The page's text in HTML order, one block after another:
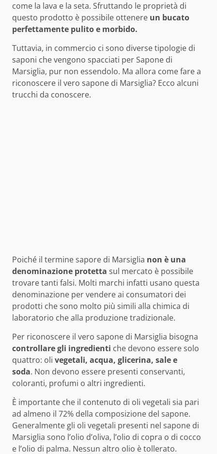
come la lava e la seta. Sfruttando le proprietà di
questo prodotto è possibile ottenere un bucato
perfettamente pulito e morbido.
Tuttavia, in commercio ci sono diverse tipologie di
saponi che vengono spacciati per Sapone di
Marsiglia, pur non essendolo. Ma allora come fare a
riconoscere il vero sapone di Marsiglia? Ecco alcuni
trucchi da conoscere.
Poiché il termine sapore di Marsiglia non è una
denominazione protetta sul mercato è possibile
trovare tanti falsi. Molti marchi infatti usano questa
denominazione per vendere ai consumatori dei
prodotti che sono molto più simili alla chimica di
laboratorio che alla produzione tradizionale.
Per riconoscere il vero sapone di Marsiglia bisogna
controllare gli ingredienti che devono essere solo
quattro: oli vegetali, acqua, glicerina, sale e
soda. Non devono essere presenti conservanti,
coloranti, profumi o altri ingredienti.
È importante che il contenuto di oli vegetali sia pari
ad almeno il 72% della composizione del sapone.
Generalmente gli oli vegetali presenti nel sapone di
Marsiglia sono l’olio d’oliva, l’olio di copra o di cocco
e l’olio di palma. Nessun altro olio è tollerato.